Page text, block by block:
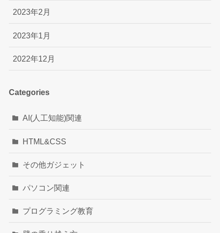
2023年2月
2023年1月
2022年12月
Categories
AI(人工知能)関連
HTML&CSS
その他ガジェット
パソコン関連
プログラミング教育